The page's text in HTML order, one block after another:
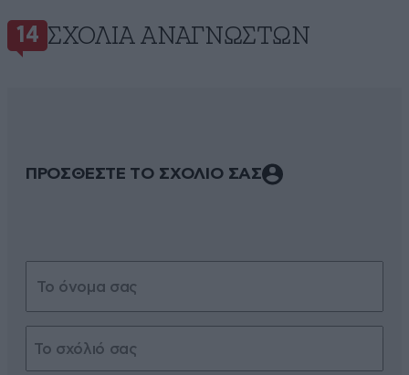
14 ΣΧΌΛΙΑ ΑΝΑΓΝΩΣΤΏΝ
ΠΡΟΣΘΕΣΤΕ ΤΟ ΣΧΟΛΙΟ ΣΑΣ